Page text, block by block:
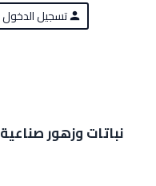
person تسجيل الدخول
نباتات وزهور صناعية